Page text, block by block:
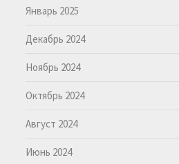
Январь 2025
Декабрь 2024
Ноябрь 2024
Октябрь 2024
Август 2024
Июнь 2024